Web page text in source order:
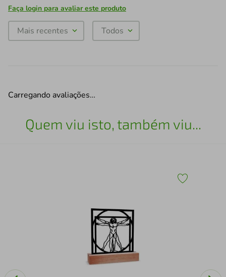
Faça login para avaliar este produto
Mais recentes Todos
Carregando avaliações…
Quem viu isto, também viu...